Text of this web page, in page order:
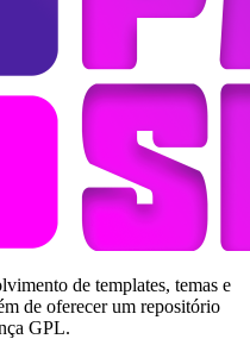
de templates, temas e
de oferecer um repositório
GPL.